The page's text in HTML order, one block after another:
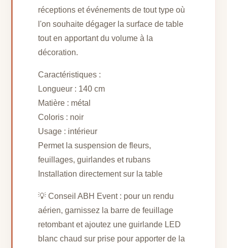
réceptions et événements de tout type où
l'on souhaite dégager la surface de table
tout en apportant du volume à la
décoration.
Caractéristiques :
Longueur : 140 cm
Matière : métal
Coloris : noir
Usage : intérieur
Permet la suspension de fleurs,
feuillages, guirlandes et rubans
Installation directement sur la table
💡 Conseil ABH Event : pour un rendu
aérien, garnissez la barre de feuillage
retombant et ajoutez une guirlande LED
blanc chaud sur prise pour apporter de la